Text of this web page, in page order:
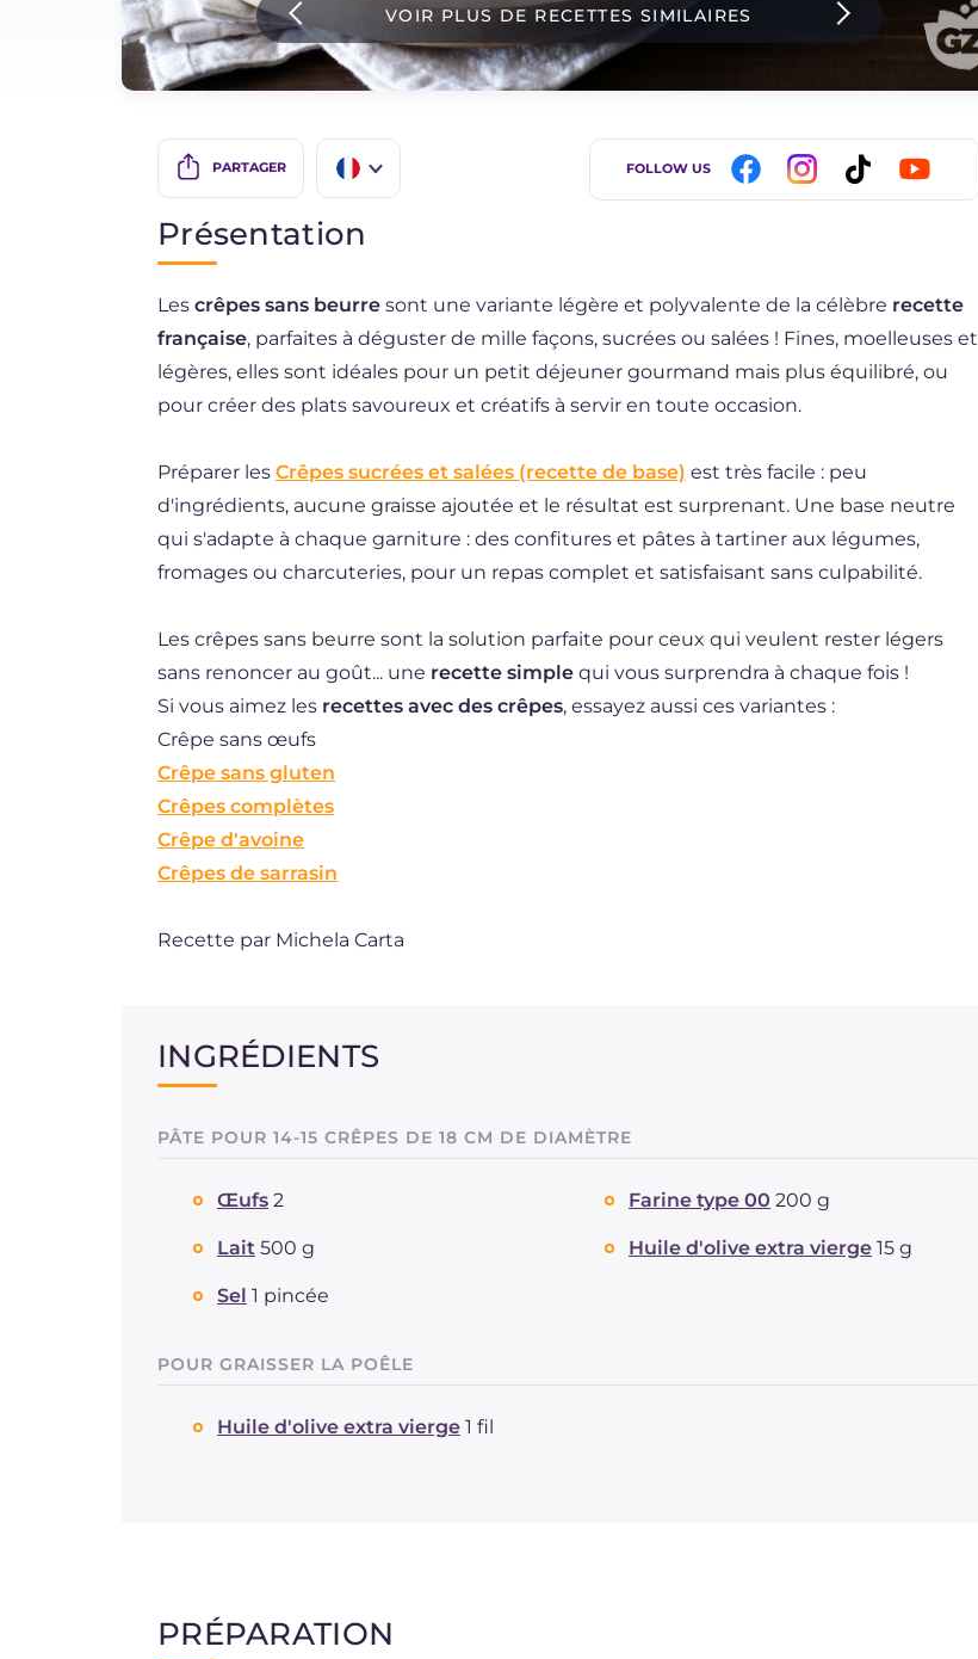
Instagram
YouTube
VOIR PLUS DE RECETTES SIMILAIRES
PARTAGER
DE
BR
FOLLOW US
Présentation
Les crêpes sans beurre sont une variante légère et polyvalente de la célèbre recette
française, parfaites à déguster de mille façons, sucrées ou salées ! Fines, moelleuses et
légères, elles sont idéales pour un petit déjeuner gourmand mais plus équilibré, ou
pour créer des plats savoureux et créatifs à servir en toute occasion.
Préparer les Crêpes sucrées et salées (recette de base) est très facile : peu
d'ingrédients, aucune graisse ajoutée et le résultat est surprenant. Une base neutre
qui s'adapte à chaque garniture : des confitures et pâtes à tartiner aux légumes,
fromages ou charcuteries, pour un repas complet et satisfaisant sans culpabilité.
Les crêpes sans beurre sont la solution parfaite pour ceux qui veulent rester légers
sans renoncer au goût... une recette simple qui vous surprendra à chaque fois !
Si vous aimez les recettes avec des crêpes, essayez aussi ces variantes :
Crêpe sans œufs
Crêpe sans gluten
Crêpes complètes
Crêpe d'avoine
Crêpes de sarrasin
Recette par Michela Carta
INGRÉDIENTS
PÂTE POUR 14-15 CRÊPES DE 18 CM DE DIAMÈTRE
Œufs 2 Farine type 00 200 g
Lait 500 g Huile d'olive extra vierge 15 g
Sel 1 pincée
POUR GRAISSER LA POÊLE
Huile d'olive extra vierge 1 fil
PRÉPARATION